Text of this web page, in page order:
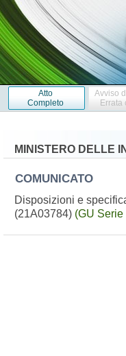
Atto
Completo
Avviso
Errata
MINISTERO DELLE
COMUNICATO
Disposizioni e
(21A03784) (GU